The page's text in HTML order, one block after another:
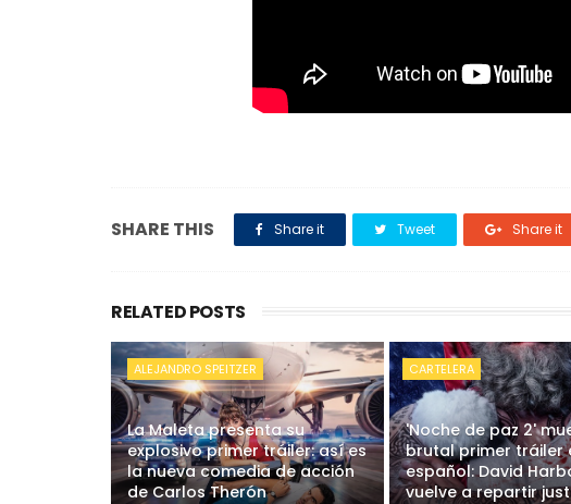
SHARE THIS Share it Tweet Share it
RELATED POSTS
ALEJANDRO SPEITZER
La Maleta presenta su
explosivo primer tráiler: así es
la nueva comedia de acción
de Carlos Therón
CARTELERA
'Noche de paz 2'
brutal primer tráiler
español: David
vuelve a repartir